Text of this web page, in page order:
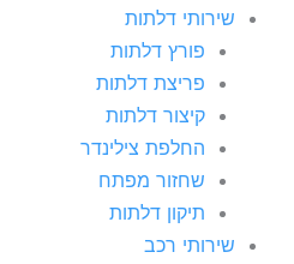
שירותי דלתות
פורץ דלתות
פריצת דלתות
קיצור דלתות
החלפת צילינדר
שחזור מפתח
תיקון דלתות
שירותי רכב